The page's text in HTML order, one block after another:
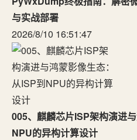
与实战部署
2026/8/10 16:51:47
005、麒麟芯片ISP架构演进
NPU的异构计算设计